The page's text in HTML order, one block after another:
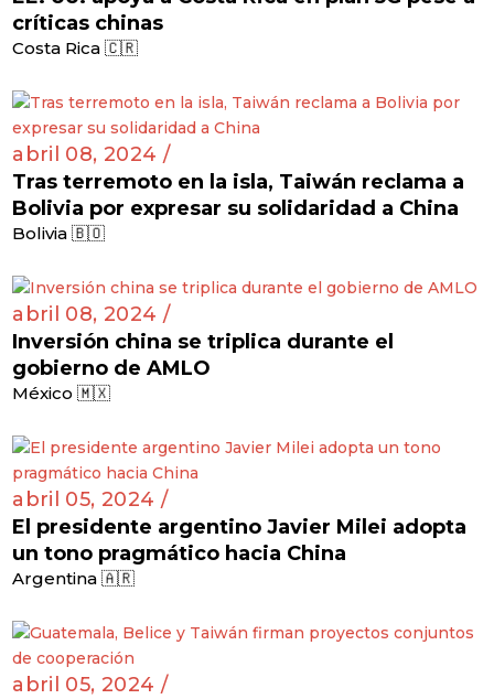
críticas chinas
Costa Rica 🇨🇷
abril 08, 2024 /
Tras terremoto en la isla, Taiwán reclama a
Bolivia por expresar su solidaridad a China
Bolivia 🇧🇴
abril 08, 2024 /
Inversión china se triplica durante el
gobierno de AMLO
México 🇲🇽
abril 05, 2024 /
El presidente argentino Javier Milei adopta
un tono pragmático hacia China
Argentina 🇦🇷
abril 05, 2024 /